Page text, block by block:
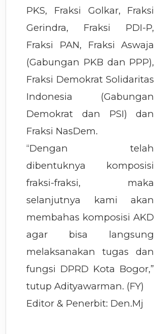
PKS, Fraksi Golkar, Fraksi
Gerindra, Fraksi PDI-P,
Fraksi PAN, Fraksi Aswaja
(Gabungan PKB dan PPP),
Fraksi Demokrat Solidaritas
Indonesia (Gabungan
Demokrat dan PSI) dan
Fraksi NasDem.
“Dengan telah
dibentuknya komposisi
fraksi-fraksi, maka
selanjutnya kami akan
membahas komposisi AKD
agar bisa langsung
melaksanakan tugas dan
fungsi DPRD Kota Bogor,”
tutup Adityawarman. (FY)
Editor & Penerbit: Den.Mj